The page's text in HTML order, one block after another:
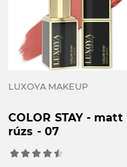
LUXOYA MAKEUP
COLOR STAY - matt
rúzs - 07